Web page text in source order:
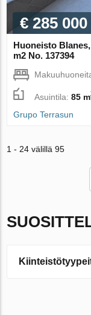
€ 285 000
Huoneisto
m2 No. 137394
Asuintila:85 m
Grupo Terrasun
1 - 24 välillä 95